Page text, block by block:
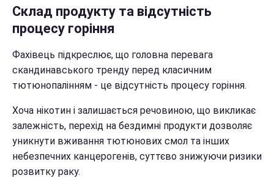
Склад продукту та відсутність
процесу горіння
Фахівець підкреслює, що головна перевага
скандинавського тренду перед класичним
тютюнопалінням - це відсутність процесу горіння.
Хоча нікотин і залишається речовиною, що викликає
залежність, перехід на бездимні продукти дозволяє
уникнути вживання тютюнових смол та інших
небезпечних канцерогенів, суттєво знижуючи ризики
розвитку раку.